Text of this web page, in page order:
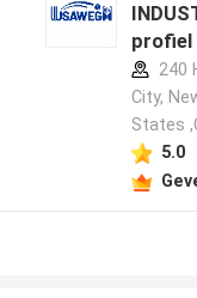
profiel
240
City,
States
5.0